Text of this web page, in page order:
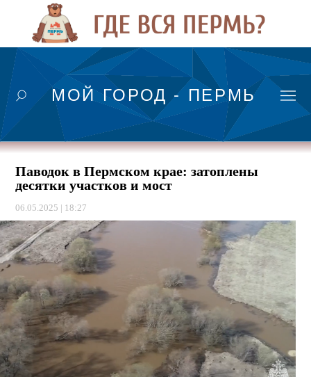
МОЙ ГОРОД - ПЕРМЬ
Паводок в Пермском крае: затоплены
десятки участков и мост
06.05.2025 | 18:27